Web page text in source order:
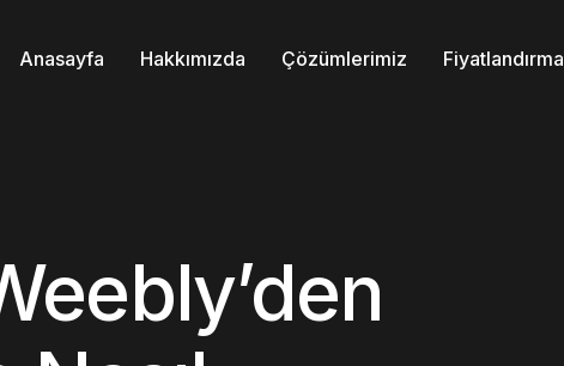
Anasayfa Hakkımızda Çözümlerimiz Fiyatlandırma